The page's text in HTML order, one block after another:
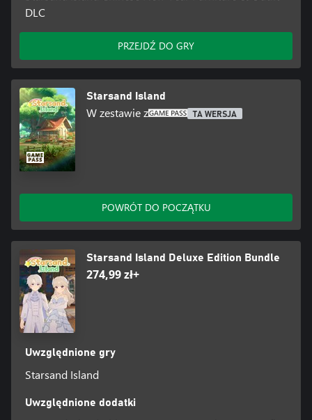
DLC
PRZEJDŹ DO GRY
Starsand Island
W zestawie z TA WERSJA
POWRÓT DO POCZĄTKU
Starsand Island Deluxe Edition Bundle
274,99 zł+
Uwzględnione gry
Starsand Island
Uwzględnione dodatki